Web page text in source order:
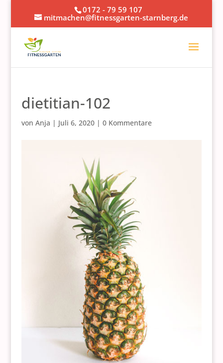
0172 - 79 59 107
mitmachen@fitnessgarten-starnberg.de
dietitian-102
von Anja | Juli 6, 2020| 0 Kommentare